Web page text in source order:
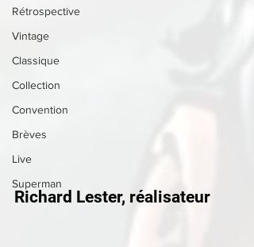
Rétrospective
Vintage
Classique
Collection
Convention
Brèves
Live
Superman
Richard Lester, réalisateur